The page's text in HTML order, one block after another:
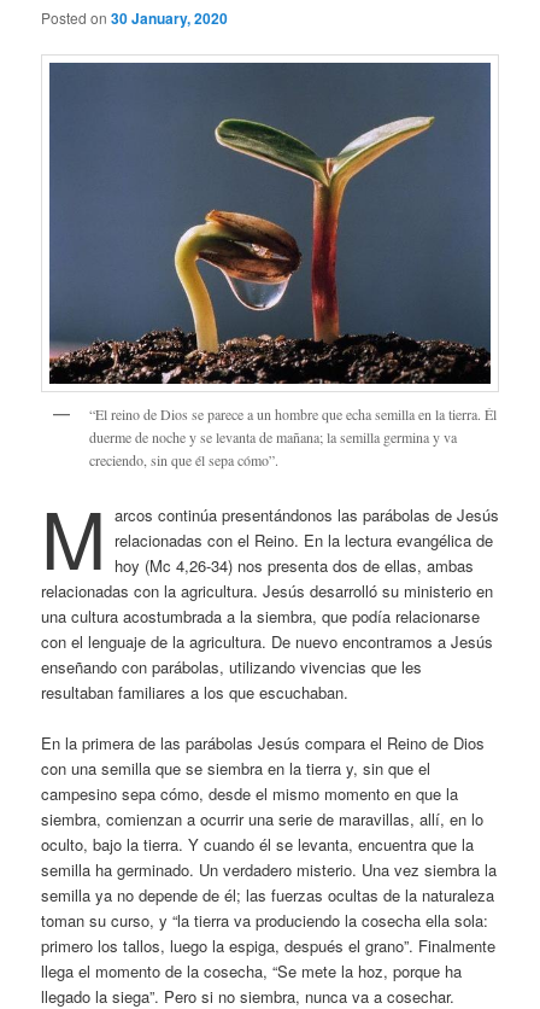
Posted on30 January, 2020
“El reino de Dios se parece a un hombre que echa semilla en la tierra. Él
duerme de noche y se levanta de mañana; la semilla germina y va
creciendo, sin que él sepa cómo”.
M arcos continúa presentándonos las parábolas de Jesús
relacionadas con el Reino. En la lectura evangélica de
hoy (Mc 4,26-34) nos presenta dos de ellas, ambas
relacionadas con la agricultura. Jesús desarrolló su ministerio en
una cultura acostumbrada a la siembra, que podía relacionarse
con el lenguaje de la agricultura. De nuevo encontramos a Jesús
enseñando con parábolas, utilizando vivencias que les
resultaban familiares a los que escuchaban.
En la primera de las parábolas Jesús compara el Reino de Dios
con una semilla que se siembra en la tierra y, sin que el
campesino sepa cómo, desde el mismo momento en que la
siembra, comienzan a ocurrir una serie de maravillas, allí, en lo
oculto, bajo la tierra. Y cuando él se levanta, encuentra que la
semilla ha germinado. Un verdadero misterio. Una vez siembra la
semilla ya no depende de él; las fuerzas ocultas de la naturaleza
toman su curso, y “la tierra va produciendo la cosecha ella sola:
primero los tallos, luego la espiga, después el grano”. Finalmente
llega el momento de la cosecha, “Se mete la hoz, porque ha
llegado la siega”. Pero si no siembra, nunca va a cosechar.